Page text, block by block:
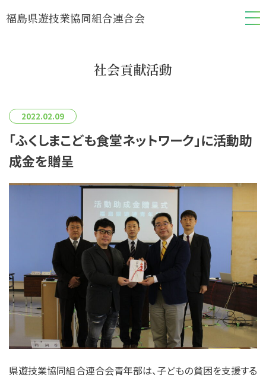
福島県遊技業協同組合連合会
社会貢献活動
2022.02.09
「ふくしまこども食堂ネットワーク」に活動助
成金を贈呈
県遊技業協同組合連合会青年部は、子どもの貧困を支援する